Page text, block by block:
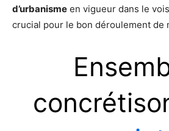
d’urbanisme en vigueur dans le
crucial pour le bon déroulement de